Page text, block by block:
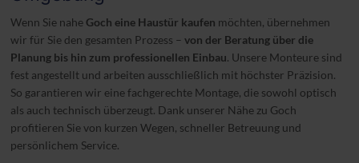
Wenn Sie nahe Goch eine Haustür kaufen möchten, übernehmen
wir für Sie den gesamten Prozess –von der Beratung über die
Planung bis hin zum professionellen Einbau. Unsere Monteure sind
fest angestellt und arbeiten ausschließlich mit höchster Präzision.
So garantieren wir eine fachgerechte Montage, die sowohl optisch
als auch technisch überzeugt. Dank unserer Nähe zu Goch
profitieren Sie von kurzen Wegen, schneller Betreuung und
persönlichem Service.